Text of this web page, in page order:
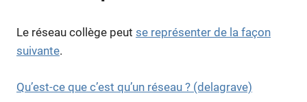
Le réseau collège peut se représenter de la façon
suivante.
Qu’est-ce que c’est qu’un réseau ? (delagrave)